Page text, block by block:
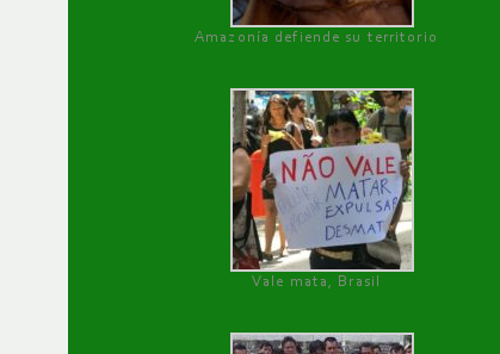
Amazonía defiende su territorio
Vale mata, Brasil